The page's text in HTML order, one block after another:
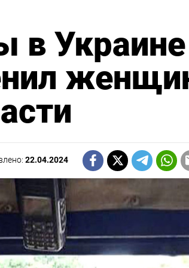
в Украине
22.04.2024